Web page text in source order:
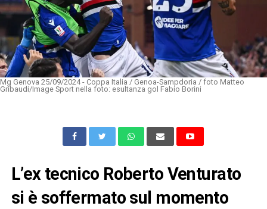
Mg Genova 25/09/2024 - Coppa Italia / Genoa-Sampdoria / foto Matteo
Gribaudi/Image Sport nella foto: esultanza gol Fabio Borini
L’ex tecnico Roberto Venturato
si è soffermato sul momento